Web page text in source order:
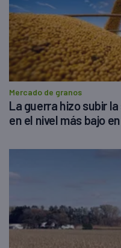
Mercado de granos
La guerra hizo subir
en el nivel más bajo